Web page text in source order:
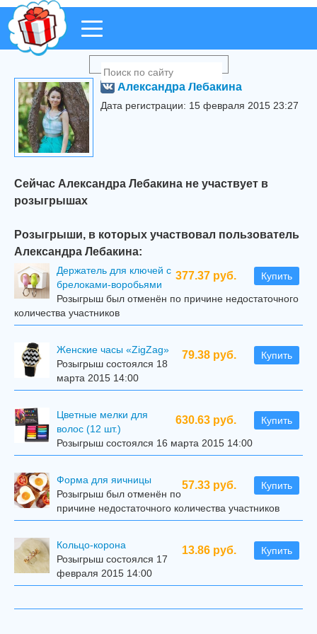
Александра Лебакина
Дата регистрации: 15 февраля 2015 23:27
Сейчас Александра Лебакина не участвует в
розыгрышах
Розыгрыши, в которых участвовал пользователь
Александра Лебакина:
377.37 руб. Купить
Держатель для ключей с
брелоками-воробьями
Розыгрыш был отменён по причине недостаточного
количества участников
79.38 руб. Купить
Женские часы «ZigZag»
Розыгрыш состоялся 18
марта 2015 14:00
630.63 руб. Купить
Цветные мелки для
волос (12 шт.)
Розыгрыш состоялся 16 марта 2015 14:00
57.33 руб. Купить
Форма для яичницы
Розыгрыш был отменён по
причине недостаточного количества участников
13.86 руб. Купить
Кольцо-корона
Розыгрыш состоялся 17
февраля 2015 14:00